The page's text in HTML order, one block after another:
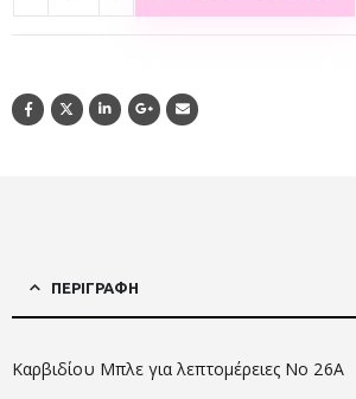
ΠΕΡΙΓΡΑΦΉ
Καρβιδίου Μπλε για λεπτομέρειες No 26Α